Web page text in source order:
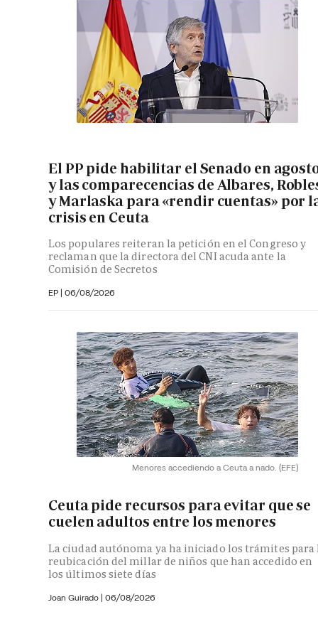
El PP pide habilitar el Senado en
y las comparecencias de Albares,
y Marlaska para «rendir cuentas» por
crisis en Ceuta
Los populares reiteran la petición en el Congreso y
reclaman que la directora del CNI acuda ante la
Comisión de Secretos
EP | 06/08/2026
Menores accediendo a Ceuta a nado. (EFE)
Ceuta pide recursos para evitar que se
cuelen adultos entre los menores
La ciudad autónoma ya ha iniciado los trámites para
reubicación del millar de niños que han accedido en
los últimos siete días
Joan Guirado | 06/08/2026